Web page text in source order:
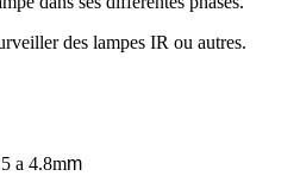
des lampes IR ou autres.
a 4.8mm